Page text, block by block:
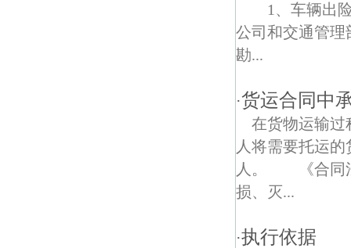
1、车辆出
公司和交通管理
勘...
·货运合同中
在货物运输
人将需要托运
人。 《合同法
损、灭...
·执行依据